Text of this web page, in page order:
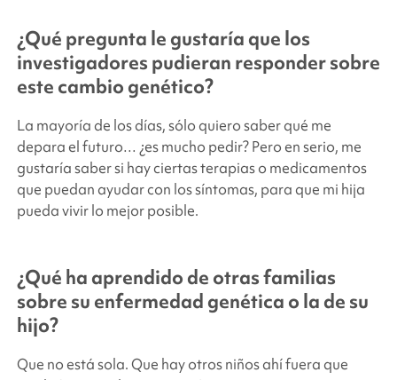
¿Qué pregunta le gustaría que los
investigadores pudieran responder sobre
este cambio genético?
La mayoría de los días, sólo quiero saber qué me
depara el futuro… ¿es mucho pedir? Pero en serio, me
gustaría saber si hay ciertas terapias o medicamentos
que puedan ayudar con los síntomas, para que mi hija
pueda vivir lo mejor posible.
¿Qué ha aprendido de otras familias
sobre su enfermedad genética o la de su
hijo?
Que no está sola. Que hay otros niños ahí fuera que